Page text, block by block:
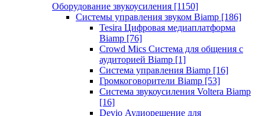
Оборудование звукоусиления [1150]
Системы управления звуком Biamp [186]
Tesira Цифровая медиаплатформа
Biamp [76]
Crowd Mics Система для общения с
аудиторией Biamp [1]
Система управления Biamp [16]
Громкоговорители Biamp [53]
Система звукоусиления Voltera Biamp
[16]
Devio Аудиорешение для